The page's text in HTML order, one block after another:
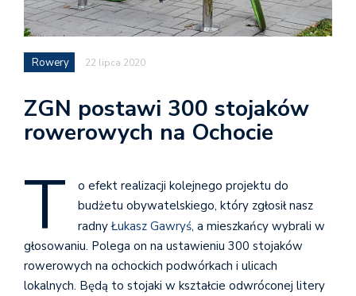
Rowery 22 lipca 2020
ZGN postawi 300 stojaków
rowerowych na Ochocie
T
o efekt realizacji kolejnego projektu do
budżetu obywatelskiego, który zgłosił nasz
radnyŁukasz Gawryś, a mieszkańcy wybrali w
głosowaniu. Polega on na ustawieniu 300 stojaków
rowerowych na ochockich podwórkach i ulicach
lokalnych. Będą to stojaki w kształcie odwróconej litery